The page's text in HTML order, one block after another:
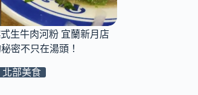
生牛肉河粉 宜蘭新月店
密不只在湯頭！
北部美食